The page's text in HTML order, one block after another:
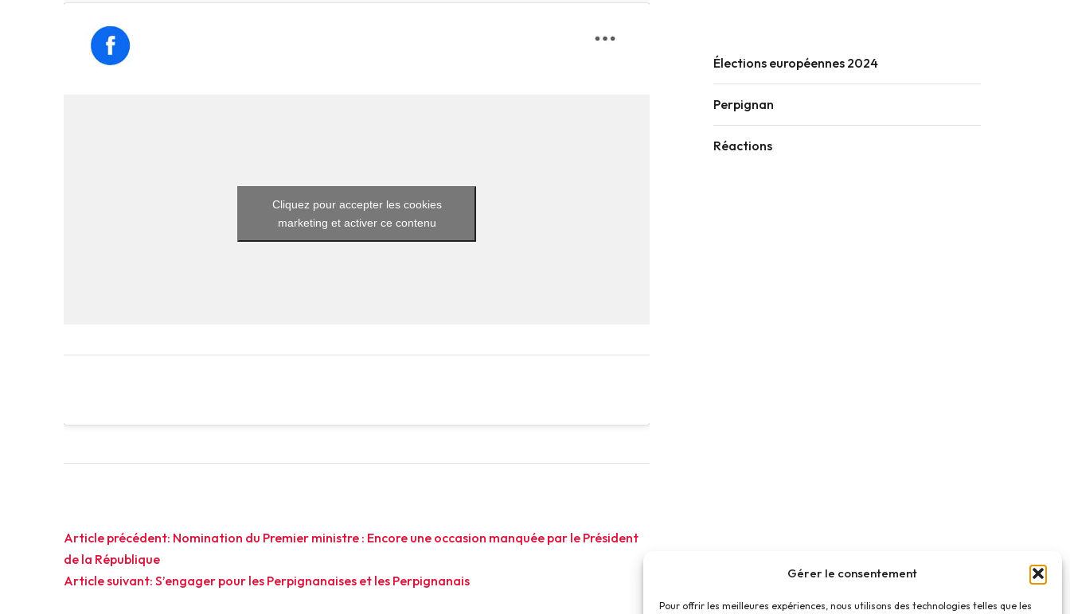
Gérer le consentement
Pour offrir les meilleures expériences, nous utilisons des technologies telles que les
Cliquez pour accepter les cookies
marketing et activer ce contenu
Navigation
de
Article précédent: Nomination du Premier ministre : Encore une occasion manquée par le Président
de la République
Article suivant: S’engager pour les Perpignanaises et les Perpignanais
Élections européennes 2024
Perpignan
Réactions